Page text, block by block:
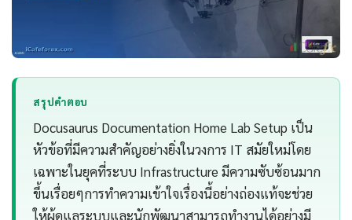
สรุปคำตอบ
Docusaurus Documentation Home Lab Setup เป็น
หัวข้อที่มีความสำคัญอย่างยิ่งในวงการ IT สมัยใหม่โดย
เฉพาะในยุคที่ระบบ Infrastructure มีความซับซ้อนมาก
ขึ้นเรื่อยๆการทำความเข้าใจเรื่องนี้อย่างถ่องแท้จะช่วย
ให้ผู้ดูแลระบบและนักพัฒนาสามารถทำงานได้อย่างมี